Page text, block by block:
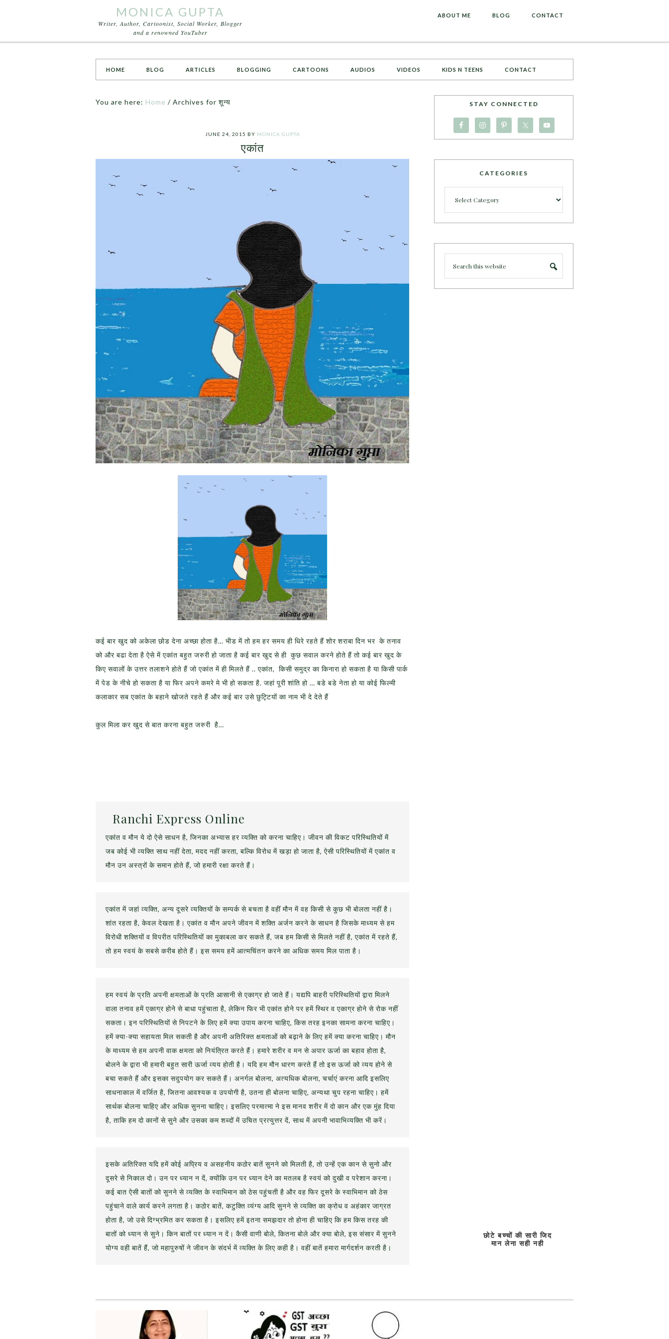
MONICA GUPTA
Writer, Author, Cartoonist, Social Worker, Blogger
and a renowned YouTuber
ABOUT ME BLOG CONTACT
HOME BLOG ARTICLES BLOGGING CARTOONS AUDIOS VIDEOS KIDS N TEENS CONTACT
You are here: Home / Archives for शून्य
JUNE 24, 2015 BY MONICA GUPTA
एकांत
कई बार खुद को अकेला छोड देना अच्छा होता है… भीड में तो हम हर समय ही धिरे रहते हैं शोर शराबा दिन भर के तनाव
को और बढा देता है ऐसे में एकांत बहुत जरुरी हो जाता है कई बार खुद से ही कुछ सवाल करने होते हैं तो कई बार खुद के
किए सवालों के उत्तर तलाशने होते हैं जो एकांत में ही मिलते हैं .. एकांत, किसी समुद्र का किनारा हो सकता है या किसी पार्क
में पेड के नीचे हो सकता है या फिर अपने कमरे मे भी हो सकता है. जहां पूरी शांति हो … बडे बडे नेता हो या कोई फिल्मी
कलाकार सब एकांत के बहाने खोजते रहते हैं और कई बार उसे छुट्टियों का नाम भी दे देते हैं
कुल मिला कर खुद से बात करना बहुत जरुरी है…
Ranchi Express Online
एकांत व मौन ये दो ऐसे साधन है, जिनका अभ्यास हर व्यक्ति को करना चाहिए। जीवन की विकट परिस्थितियों में
जब कोई भी व्यक्ति साथ नहीं देता, मदद नहीं करता, बल्कि विरोध में खड़ा हो जाता है, ऐसी परिस्थितियों में एकांत व
मौन उन अस्त्रों के समान होते हैं, जो हमारी रक्षा करते हैं।
एकांत में जहां व्यक्ति, अन्य दूसरे व्यक्तियों के सम्पर्क से बचता है वहीं मौन में वह किसी से कुछ भी बोलता नहीं है।
शांत रहता है, केवल देखता है। एकांत व मौन अपने जीवन में शक्ति अर्जन करने के साधन है जिसके माध्यम से हम
विरोधी शक्तियों व विपरीत परिस्थितियों का मुकाबला कर सकते हैं, जब हम किसी से मिलते नहीं है, एकांत में रहते हैं,
तो हम स्वयं के सबसे करीब होते हैं। इस समय हमें आत्मचिंतन करने का अधिक समय मिल पाता है।
हम स्वयं के प्रति अपनी क्षमताओं के प्रति आसानी से एकाग्र हो जाते हैं। यद्यपि बाहरी परिस्थितियों द्वारा मिलने
वाला तनाव हमें एकाग्र होने से बाधा पहुंचाता है, लेकिन फिर भी एकांत होने पर हमें स्थिर व एकाग्र होने से रोक नहीं
सकता। इन परिस्थितियों से निपटने के लिए हमें क्या उपाय करना चाहिए, किस तरह इनका सामना करना चाहिए।
हमें क्या-क्या सहायता मिल सकती है और अपनी अतिरिक्त क्षमताओं को बढ़ाने के लिए हमें क्या करना चाहिए। मौन
के माध्यम से हम अपनी वाक क्षमता को नियंत्रित करते हैं। हमारे शरीर व मन से अपार ऊर्जा का बहाव होता है,
बोलने के द्वारा भी हमारी बहुत सारी ऊर्जा व्यय होती है। यदि हम मौन धारण करते हैं तो इस ऊर्जा को व्यय होने से
बचा सकते हैं और इसका सदुपयोग कर सकते हैं। अनर्गल बोलना, अत्यधिक बोलना, चर्चाएं करना आदि इसलिए
साधनाकाल में वर्जित है, जितना आवश्यक व उपयोगी है, उतना ही बोलना चाहिए, अन्यथा चुप रहना चाहिए। हमें
सार्थक बोलना चाहिए और अधिक सुनना चाहिए। इसलिए परमात्मा ने इस मानव शरीर में दो कान और एक मुंह दिया
है, ताकि हम दो कानों से सुने और उसका कम शब्दों में उचित प्रत्युत्तर दें, साथ में अपनी भावाभिव्यक्ति भी करें।
इसके अतिरिक्त यदि हमें कोई अप्रिय व असहनीय कठोर बातें सुनने को मिलती है, तो उन्हें एक कान से सुनो और
दूसरे से निकाल दो। उन पर ध्यान न दें, क्योंकि उन पर ध्यान देने का मतलब है स्वयं को दुखी व परेशान करना।
कई बात ऐसी बातों को सुनने से व्यक्ति के स्वाभिमान को ठेस पहुंचती है और वह फिर दूसरे के स्वाभिमान को ठेस
पहुंचाने वाले कार्य करने लगता है। कठोर बातें, कटुक्ति व्यंग्य आदि सुनने से व्यक्ति का क्रोध व अहंकार जाग्रत
होता है, जो उसे दिग्भ्रमित कर सकता है। इसलिए हमें इतना समझदार तो होना ही चाहिए कि हम किस तरह की
बातों को ध्यान से सुने। किन बातों पर ध्यान न दें। कैसी वाणी बोले, कितना बोले और क्या बोले, इस संसार में सुनने
योग्य वही बातें हैं, जो महापुरुषों ने जीवन के संदर्भ में व्यक्ति के लिए कही है। वहीं बातें हमारा मार्गदर्शन करती है।
STAY CONNECTED
CATEGORIES
छोटे बच्चों की सारी जिद
मान लेना सही नही